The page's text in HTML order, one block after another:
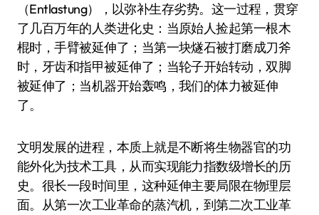
（Entlastung），以弥补生存劣势。这一过程，贯穿
了几百万年的人类进化史：当原始人捡起第一根木
棍时，手臂被延伸了；当第一块燧石被打磨成刀斧
时，牙齿和指甲被延伸了；当轮子开始转动，双脚
被延伸了；当机器开始轰鸣，我们的体力被延伸
了。
文明发展的进程，本质上就是不断将生物器官的功
能外化为技术工具，从而实现能力指数级增长的历
史。很长一段时间里，这种延伸主要局限在物理层
面。从第一次工业革命的蒸汽机，到第二次工业革